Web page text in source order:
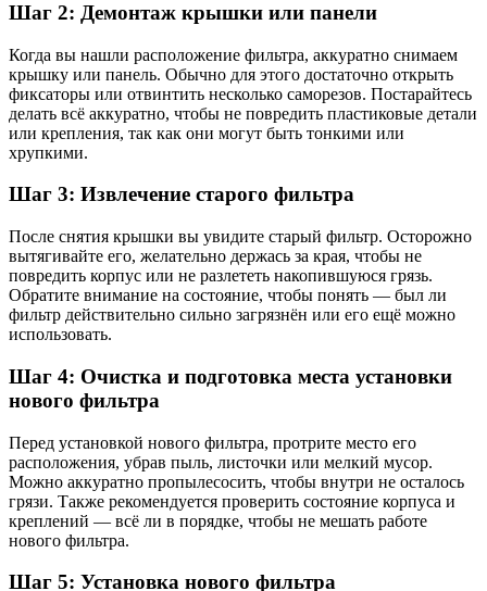
Шаг 2: Демонтаж крышки или панели
Когда вы нашли расположение фильтра, аккуратно снимаем
крышку или панель. Обычно для этого достаточно открыть
фиксаторы или отвинтить несколько саморезов. Постарайтесь
делать всё аккуратно, чтобы не повредить пластиковые детали
или крепления, так как они могут быть тонкими или
хрупкими.
Шаг 3: Извлечение старого фильтра
После снятия крышки вы увидите старый фильтр. Осторожно
вытягивайте его, желательно держась за края, чтобы не
повредить корпус или не разлететь накопившуюся грязь.
Обратите внимание на состояние, чтобы понять — был ли
фильтр действительно сильно загрязнён или его ещё можно
использовать.
Шаг 4: Очистка и подготовка места установки
нового фильтра
Перед установкой нового фильтра, протрите место его
расположения, убрав пыль, листочки или мелкий мусор.
Можно аккуратно пропылесосить, чтобы внутри не осталось
грязи. Также рекомендуется проверить состояние корпуса и
креплений — всё ли в порядке, чтобы не мешать работе
нового фильтра.
Шаг 5: Установка нового фильтра